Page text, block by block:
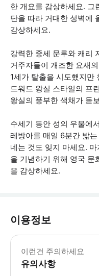
한 개요를 감상하세요. 그
단을 따라 거대한 성벽에
감상하세요.
강력한 중세 문루와 캐리
거주자들이 개조한 요새
1세가 탈출을 시도했지만
드워드 왕실 스타일의 프
왕실의 풍부한 색채가 돋
수세기 동안 성의 우물에
레방아를 매일 6분간 밟
네는 것도 잊지 마세요.
을 기념하기 위해 영국 문
을 감상하세요.
이용정보
이런건 주의하세요
유의사항